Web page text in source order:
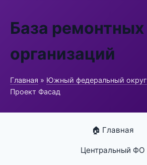
База ремонтных
организаций
Главная » Южный федеральный округ
Проект Фасад
🏠 Главная
Центральный ФО